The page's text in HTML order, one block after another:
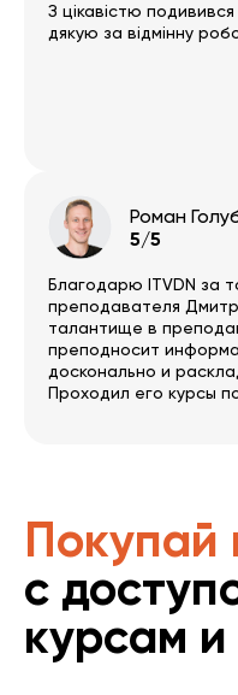
З цікавістю
дякую за відмінну
Роман
5/5
Благодарю ITVDN за
преподавателя
талантище в
преподносит
досконально и
Проходил его курсы
Покупай
с
курсам